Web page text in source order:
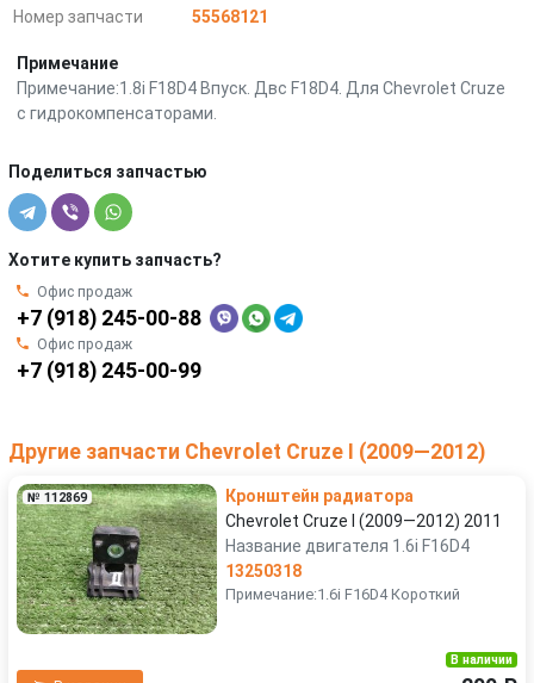
Номер запчасти
55568121
Примечание
Примечание:1.8i F18D4 Впуск. Двс F18D4. Для Chevrolet Cruze
c гидрокомпенсаторами.
Поделиться запчастью
Хотите купить запчасть?
Офис продаж
+7 (918) 245-00-88
Офис продаж
+7 (918) 245-00-99
Другие запчасти Chevrolet Cruze I (2009—2012)
№ 112869
Кронштейн радиатора
Chevrolet Cruze I (2009—2012) 2011
Название двигателя 1.6i F16D4
13250318
Примечание:1.6i F16D4 Короткий
В наличии